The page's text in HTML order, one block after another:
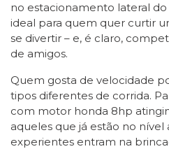
no estacionamento lateral
ideal para quem quer curtir
se divertir – e, é claro,
de amigos.
Quem gosta de velocidade
tipos diferentes de corrida.
com motor honda 8hp
aqueles que já estão no nível
experientes entram na